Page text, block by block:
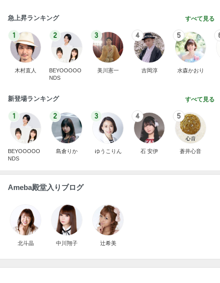
急上昇ランキング すべて見る
1
木村直人
2
BEYOOOOO
NDS
3
美川憲一
4
吉岡淳
5
水森かおり
新登場ランキング すべて見る
1
BEYOOOOO
NDS
2
島倉りか
3
ゆうこりん
4
石 安伊
5
蒼井心音
Ameba殿堂入りブログ
北斗晶 中川翔子 辻希美